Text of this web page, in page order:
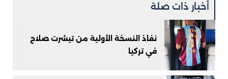
أخبار ذات صلة
نفاذ النسخة الأولية من تيشرت صلاح
في تركيا